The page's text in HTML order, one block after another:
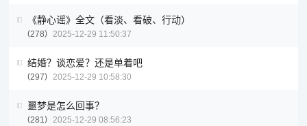
《静心谣》全文（看淡、看破、行动）
278 2025-12-29 11:50:37
结婚？谈恋爱？还是单着吧
297 2025-12-29 10:58:30
噩梦是怎么回事？
281 2025-12-29 08:56:23